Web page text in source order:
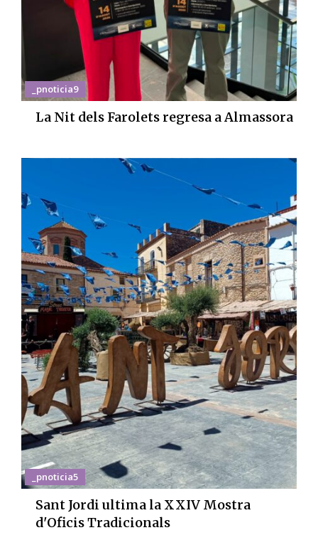
_pnoticia9
La Nit dels Farolets regresa a Almassora
_pnoticia5
Sant Jordi ultima la XXIV Mostra
d'Oficis Tradicionals